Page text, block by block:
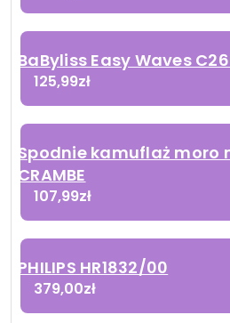
BaByliss Easy Waves
125,99zł
Spodnie kamuflaż moro
CRAMBE
107,99zł
PHILIPS HR1832/00
379,00zł